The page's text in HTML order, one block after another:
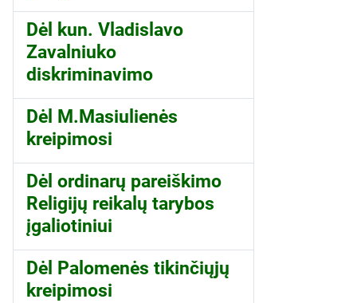
Dėl kun. Vladislavo
Zavalniuko
diskriminavimo
Dėl M.Masiulienės
kreipimosi
Dėl ordinarų pareiškimo
Religijų reikalų tarybos
įgaliotiniui
Dėl Palomenės tikinčiųjų
kreipimosi